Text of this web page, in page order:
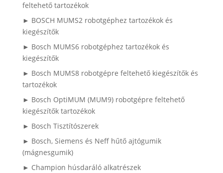
feltehető tartozékok
► BOSCH MUMS2 robotgéphez tartozékok és
kiegészítők
► Bosch MUMS6 robotgéphez tartozékok és
kiegészítők
► Bosch MUMS8 robotgépre feltehető kiegészítők és
tartozékok
► Bosch OptiMUM (MUM9) robotgépre feltehető
kiegészítők tartozékok
► Bosch Tisztítószerek
► Bosch, Siemens és Neff hűtő ajtógumik
(mágnesgumik)
► Champion húsdaráló alkatrészek